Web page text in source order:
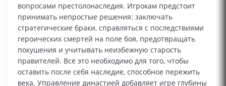
вопросами престолонаследия. Игрокам предстоит
принимать непростые решения: заключать
стратегические браки, справляться с последствиями
героических смертей на поле боя, предотвращать
покушения и учитывать неизбежную старость
правителей. Всё это необходимо для того, чтобы
оставить после себя наследие, способное пережить
века. Управление династией добавляет игре глубины